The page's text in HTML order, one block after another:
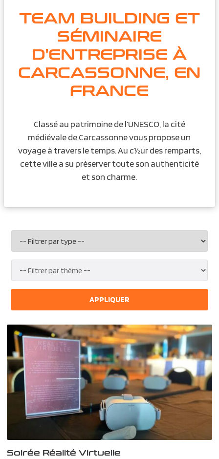
TEAM BUILDING ET
SÉMINAIRE
D'ENTREPRISE À
CARCASSONNE, EN
FRANCE
Classé au patrimoine de l’UNESCO, la cité
médiévale de Carcassonne vous propose un
voyage à travers le temps. Au c½ur des remparts,
cette ville a su préserver toute son authenticité
et son charme.
APPLIQUER
Soirée Réalité Virtuelle